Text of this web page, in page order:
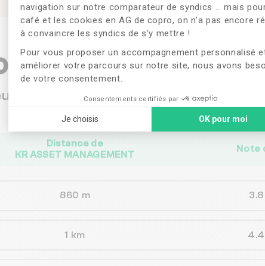
navigation sur notre comparateur de syndics … mais
café et les cookies en AG de copro, on n’a pas encore
à convaincre les syndics de s’y mettre !
Pour vous proposer un accompagnement personnalisé
améliorer votre parcours sur notre site, nous avons
de votre consentement.
Consentements certifiés par
Je choisis OK pour moi
Axeptio consent
deKR
correspondre aux besoins de
Distance de
KR ASSET MANAGEMENT
Note
860 m
1 km